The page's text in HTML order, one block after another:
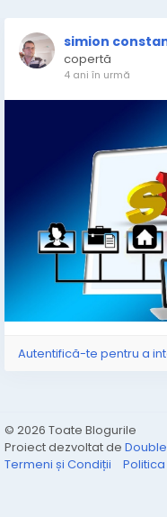
simion
copertă
4 ani în urmă
Autentifică-te pentru a
© 2026 Toate Blogurile
Proiect dezvoltat de
Termeni și Condiții